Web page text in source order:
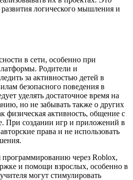
логического мышления и
в сети, особенно при
Родители и
за активностью детей в
безопасного поведения в
уделять достаточное время на
но не забывать также о других
физическая активность, общение с
При создании игр и приложений в
права и не использовать
программированию через Roblox,
и помощи взрослых, особенно в
могут стимулировать